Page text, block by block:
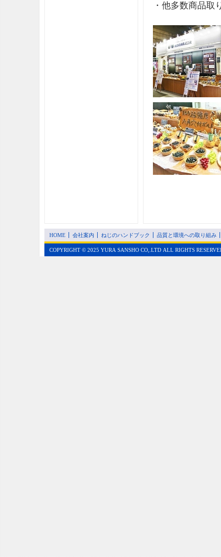
・他多数商品取
HOME 会社案内 ねじのハンドブック 品質と環境への取り組み
COPYRIGHT © 2025 YURA SANSHO CO,.LTD ALL RIGHTS